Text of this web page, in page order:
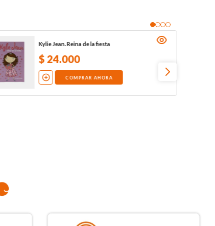
Kylie Jean. Reina de la fiesta
$24.000
COMPRAR AHORA